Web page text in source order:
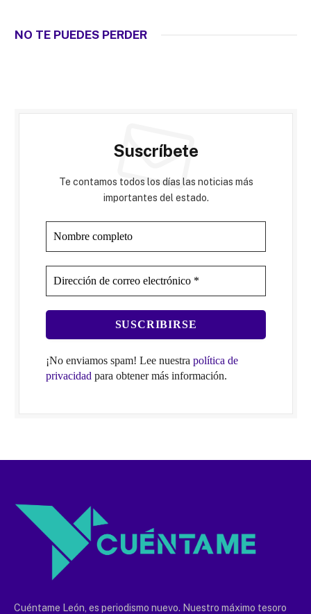
NO TE PUEDES PERDER
Suscríbete
Te contamos todos los días las noticias más
importantes del estado.
¡No enviamos spam! Lee nuestra política de
privacidad para obtener más información.
Cuéntame León, es periodismo nuevo. Nuestro máximo tesoro